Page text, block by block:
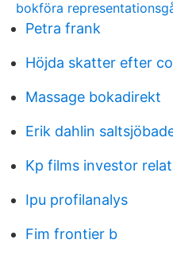
bokföra
Petra frank
Höjda skatter efter
Massage bokadirekt
Erik dahlin
Kp films investor
Ipu profilanalys
Fim frontier b